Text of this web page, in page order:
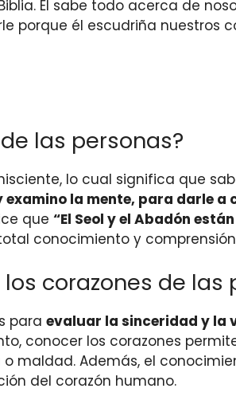
Él sabe todo acerca de
porque él escudriña nuestros
las personas?
lo cual significa que
examino la mente, para darle
que “El Seol y el Abadón
conocimiento y
corazones de las
para evaluar la sinceridad y la
conocer los corazones
maldad. Además, el
del corazón humano.